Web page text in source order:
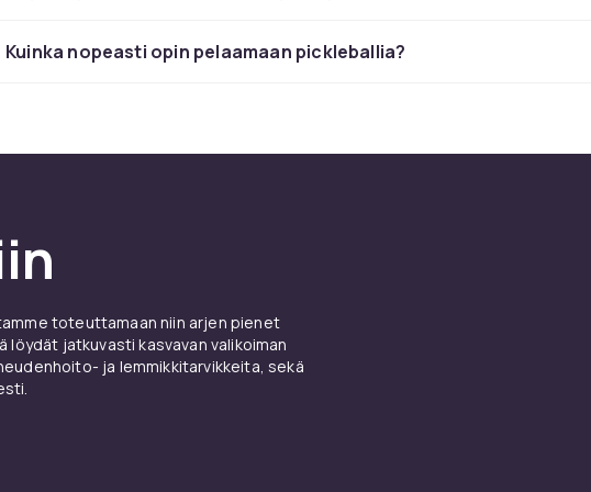
suhteen.
Aloittelijoille suositellaan keskipainoista mailaa (230–240 g), jossa on
ja hyvä hallinta. Tällaiset mailat ovat anteeksiantavia epäkeskosissa
ja auttavat kehittämään oikean tekniikan. Kokeneemmat pelaajat
usein kevyempiä hiilikuitumailoja, jotka tarjoavat enemmän
ovat tärkeä osa pickleball-varustusta. Suositellaan tennis- tai
Kuinka nopeasti opin pelaamaan pickleballia?
toteuttamaan niin arjen pienet
löydät jatkuvasti kasvavan valikoiman
ja lemmikkitarvikkeita, sekä